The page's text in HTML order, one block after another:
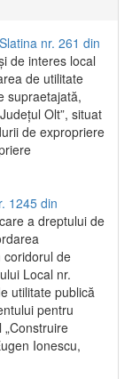
nr. 261 din
de interes local
de utilitate
supraetajată,
Olt”, situat
de expropriere
1245 din
a dreptului de
coridorul de
Local nr.
utilitate publică
pentru
Ionescu,